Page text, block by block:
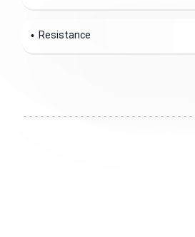
Resistance